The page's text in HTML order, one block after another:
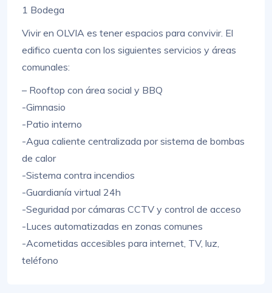
1 Bodega
Vivir en OLVIA es tener espacios para convivir. El
edifico cuenta con los siguientes servicios y áreas
comunales:
– Rooftop con área social y BBQ
-Gimnasio
-Patio interno
-Agua caliente centralizada por sistema de bombas
de calor
-Sistema contra incendios
-Guardianía virtual 24h
-Seguridad por cámaras CCTV y control de acceso
-Luces automatizadas en zonas comunes
-Acometidas accesibles para internet, TV, luz,
teléfono